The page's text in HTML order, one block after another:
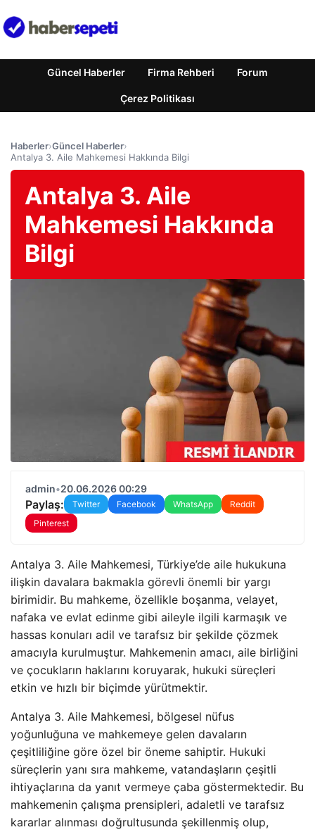
Güncel Haberler Firma Rehberi Forum
Çerez Politikası
Haberler›Güncel Haberler›
Antalya 3. Aile Mahkemesi Hakkında Bilgi
Antalya 3. Aile
Mahkemesi Hakkında
Bilgi
admin•20.06.2026 00:29
Paylaş: Twitter Facebook WhatsApp
Reddit
Pinterest
Antalya 3. Aile Mahkemesi, Türkiye’de aile hukukuna
ilişkin davalara bakmakla görevli önemli bir yargı
birimidir. Bu mahkeme, özellikle boşanma, velayet,
nafaka ve evlat edinme gibi aileyle ilgili karmaşık ve
hassas konuları adil ve tarafsız bir şekilde çözmek
amacıyla kurulmuştur. Mahkemenin amacı, aile birliğini
ve çocukların haklarını koruyarak, hukuki süreçleri
etkin ve hızlı bir biçimde yürütmektir.
Antalya 3. Aile Mahkemesi, bölgesel nüfus
yoğunluğuna ve mahkemeye gelen davaların
çeşitliliğine göre özel bir öneme sahiptir. Hukuki
süreçlerin yanı sıra mahkeme, vatandaşların çeşitli
ihtiyaçlarına da yanıt vermeye çaba göstermektedir. Bu
mahkemenin çalışma prensipleri, adaletli ve tarafsız
kararlar alınması doğrultusunda şekillenmiş olup,